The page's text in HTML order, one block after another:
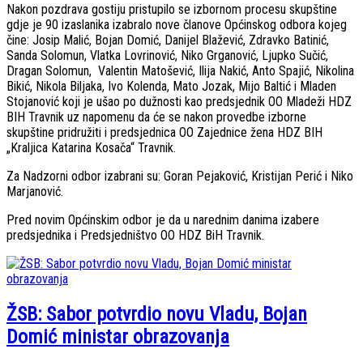
Nakon pozdrava gostiju pristupilo se izbornom procesu skupštine
gdje je 90 izaslanika izabralo nove članove Općinskog odbora kojeg
čine: Josip Malić, Bojan Domić, Danijel Blažević, Zdravko Batinić,
Sanda Solomun, Vlatka Lovrinović, Niko Grganović, Ljupko Sučić,
Dragan Solomun, Valentin Matošević, Ilija Nakić, Anto Spajić, Nikolina
Bikić, Nikola Biljaka, Ivo Kolenda, Mato Jozak, Mijo Baltić i Mladen
Stojanović koji je ušao po dužnosti kao predsjednik OO Mladeži HDZ
BIH Travnik uz napomenu da će se nakon provedbe izborne
skupštine pridružiti i predsjednica OO Zajednice žena HDZ BIH
„Kraljica Katarina Kosača“ Travnik.
Za Nadzorni odbor izabrani su: Goran Pejaković, Kristijan Perić i Niko
Marjanović.
Pred novim Općinskim odbor je da u narednim danima izabere
predsjednika i Predsjedništvo OO HDZ BiH Travnik.
ŽSB: Sabor potvrdio novu Vladu, Bojan
Domić ministar obrazovanja